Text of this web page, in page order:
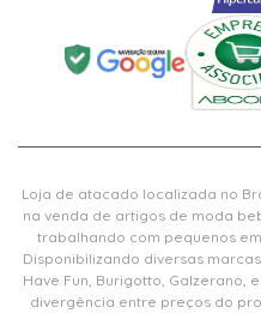
Loja de atacado localizada no
na venda de artigos de moda
trabalhando com pequenos
Disponibilizando diversas
Have Fun, Burigotto, Galzerano,
divergência entre preços do